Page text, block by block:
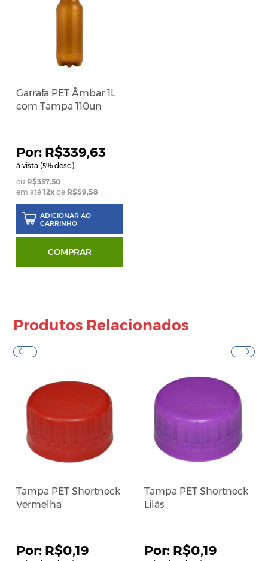
Garrafa PET Âmbar 1L
com Tampa 110un
R$339,63
à vista (5% desc.)
R$357,50
em até12x de R$59,58
ADICIONAR AO
CARRINHO
COMPRAR
Produtos Relacionados
Tampa PET Shortneck
Vermelha
R$0,19
Tampa PET Shortneck
Lilás
R$0,19